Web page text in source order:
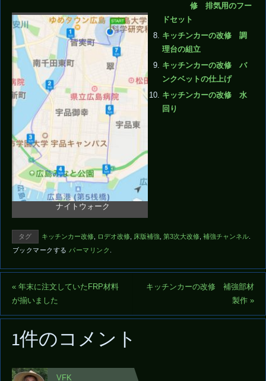
ナイトウォーク
修 排気用のフー
ドセット
キッチンカーの改修 調
理台の組立
キッチンカーの改修 バ
ンクベットの仕上げ
キッチンカーの改修 水
回り
タグ キッチンカー改修, ロデオ改修, 床版補強, 第3次大改修, 補強チャンネル.
ブックマークする パーマリンク
«年末に注文していたFRP材料
が揃いました
キッチンカーの改修 補強部材
製作»
1件のコメント
VFK